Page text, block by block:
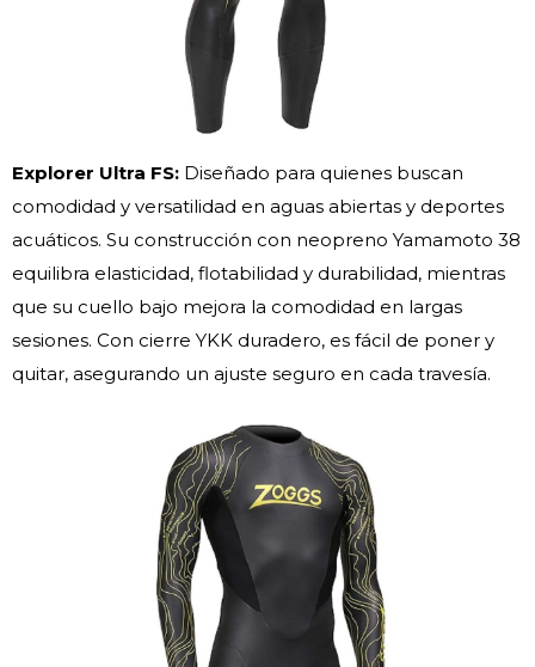
Explorer Ultra FS: Diseñado para quienes buscan
comodidad y versatilidad en aguas abiertas y deportes
acuáticos. Su construcción con neopreno Yamamoto 38
equilibra elasticidad, flotabilidad y durabilidad, mientras
que su cuello bajo mejora la comodidad en largas
sesiones. Con cierre YKK duradero, es fácil de poner y
quitar, asegurando un ajuste seguro en cada travesía.